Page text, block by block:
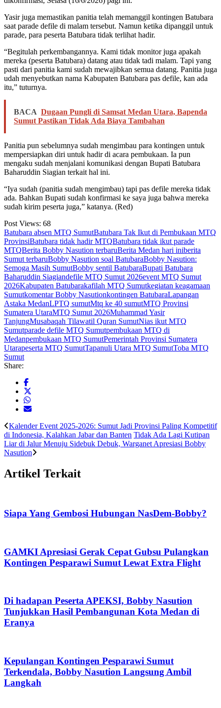
Yasir juga memastikan panitia telah memanggil kontingen Batubara
saat parade defile di malam tersebut. Namun ketika dipanggil untuk
parade, para peserta Batubara tidak terlihat hadir.
“Begitulah perkembangannya. Kami tidak monitor juga apakah
mereka (peserta Batubara) datang atau tidak tadi malam. Tapi yang
pasti dari panitia kami sudah mewajibkan semua datang. Panitia juga
udah menyebutkan nama Kabupaten Batubara pas defile, kan ada
itu,” tuturnya.
BACA Dugaan Pungli di Samsat Medan Utara, Bapenda
Sumut Pastikan Tidak Ada Biaya Tambahan
Panitia pun sebelumnya sudah mengimbau para kontingen untuk
mempersiapkan diri untuk hadir di acara pembukaan. Ia pun
mengaku sudah menjalani komunikasi dengan Bupati Batubara
Baharuddin Siagian terkait hal ini.
“Iya sudah (panitia sudah mengimbau) tapi pas defile mereka tidak
ada. Bahkan Bupati sudah konfirmasi ke saya juga bahwa mereka
sudah kirim peserta juga,” katanya. (Red)
Post Views: 68
Batubara absen MTQ SumutBatubara Tak Ikut di Pembukaan MTQ
ProvinsiBatubara tidak hadir MTQBatubara tidak ikut parade
MTQBerita Bobby Nasution terbaruBerita Medan hari iniberita
Sumut terbaruBobby Nasution soal BatubaraBobby Nasution:
Semoga Masih SumutBobby sentil BatubaraBupati Batubara
Baharuddin Siagiandefile MTQ Sumut 2026event MTQ Sumut
2026Kabupaten Batubarakafilah MTQ Sumutkegiatan keagamaan
Sumutkomentar Bobby Nasutionkontingen BatubaraLapangan
Astaka MedanLPTQ sumutMtq ke 40 sumutMTQ Provinsi
Sumatera UtaraMTQ Sumut 2026Muhammad Yasir
TanjungMusabaqah Tilawatil Quran SumutNias ikut MTQ
Sumutparade defile MTQ Sumutpembukaan MTQ di
Medanpembukaan MTQ SumutPemerintah Provinsi Sumatera
Utarapeserta MTQ SumutTapanuli Utara MTQ SumutToba MTQ
Sumut
Share:
Kalender Event 2025-2026: Sumut Jadi Provinsi Paling Kompetitif
di Indonesia, Kalahkan Jabar dan Banten Tidak Ada Lagi Kutipan
Liar di Jalur Menuju Sidebuk Debuk, Warganet Apresiasi Bobby
Nasution
Artikel Terkait
Siapa Yang Gembosi Hubungan NasDem-Bobby?
GAMKI Apresiasi Gerak Cepat Gubsu Pulangkan
Kontingen Pesparawi Sumut Lewat Extra Flight
Di hadapan Peserta APEKSI, Bobby Nasution
Tunjukkan Hasil Pembangunan Kota Medan di
Eranya
Kepulangan Kontingen Pesparawi Sumut
Terkendala, Bobby Nasution Langsung Ambil
Langkah